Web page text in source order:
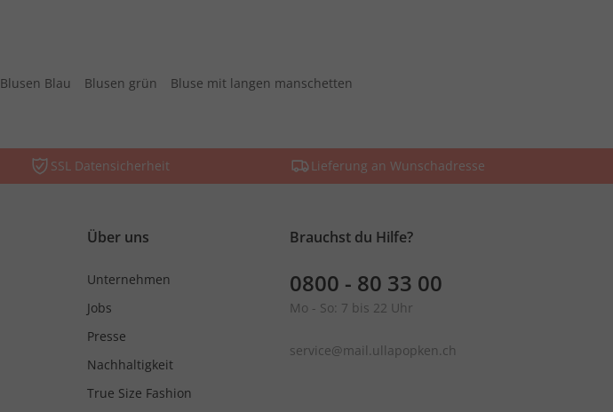
Blusen Blau Blusen grün
Bluse mit langen manschetten
SSL Datensicherheit Lieferung an Wunschadresse
Über uns
Unternehmen
Jobs
Presse
Nachhaltigkeit
True Size Fashion
Brauchst du Hilfe?
0800 - 80 33 00
Mo - So: 7 bis 22 Uhr
service@mail.ullapopken.ch